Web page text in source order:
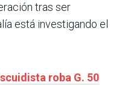
tras ser
está investigando el
roba G. 50